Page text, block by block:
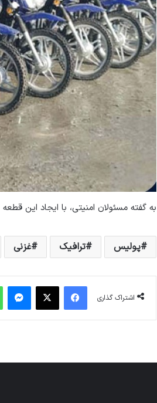
به گفته مسئولان امنیتی، با ایجاد این
پولیس ترافیک غزنی
اشتراک گذاری
فیس بوک X